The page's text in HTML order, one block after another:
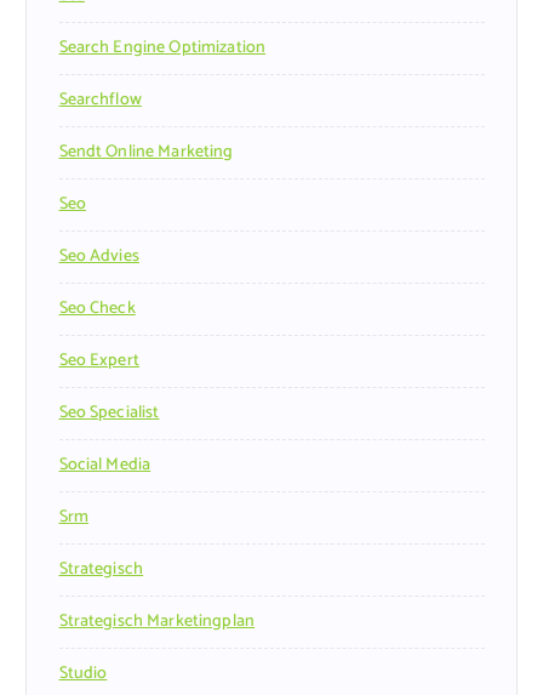
Search Engine Optimization
Searchflow
Sendt Online Marketing
Seo
Seo Advies
Seo Check
Seo Expert
Seo Specialist
Social Media
Srm
Strategisch
Strategisch Marketingplan
Studio